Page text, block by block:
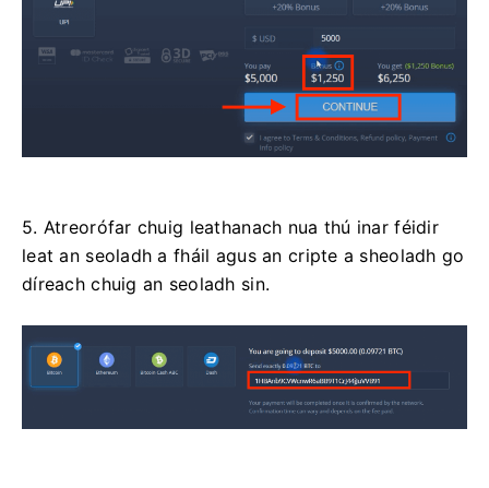
5. Atreorófar chuig leathanach nua thú inar féidir
leat an seoladh a fháil agus an cripte a sheoladh go
díreach chuig an seoladh sin.